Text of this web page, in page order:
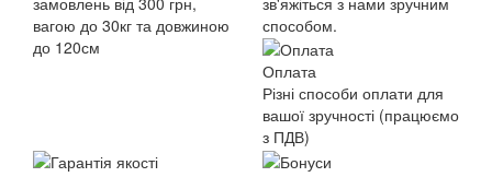
вагою до 30кг та довжиною
до 120см
способом.
Оплата
Різні способи оплати для
вашої зручності (працюємо
з ПДВ)